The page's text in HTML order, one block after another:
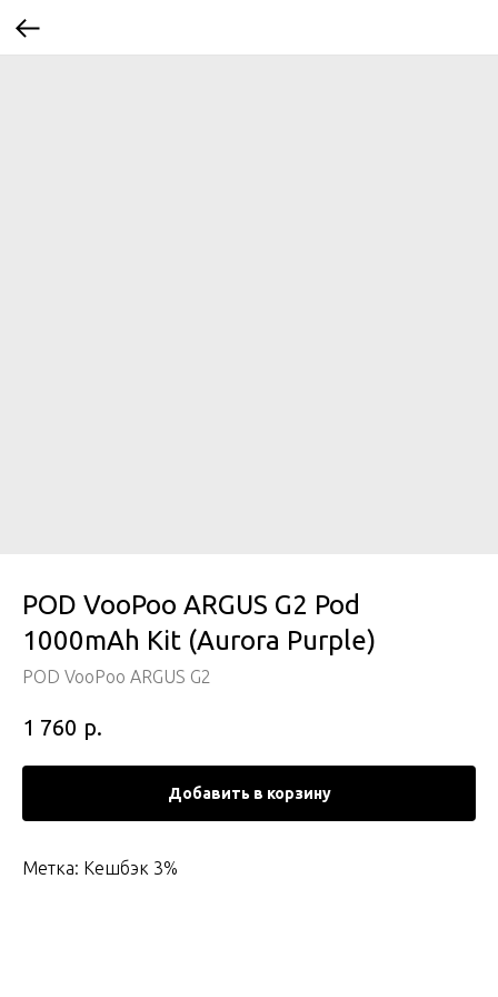
POD VooPoo ARGUS G2 Pod
1000mAh Kit (Aurora Purple)
POD VooPoo ARGUS G2
1 760 р.
Добавить в корзину
Метка: Кешбэк 3%